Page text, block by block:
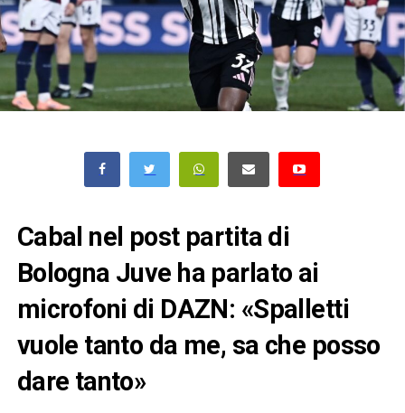
Cabal nel post partita di
Bologna Juve ha parlato ai
microfoni di DAZN: «Spalletti
vuole tanto da me, sa che posso
dare tanto»